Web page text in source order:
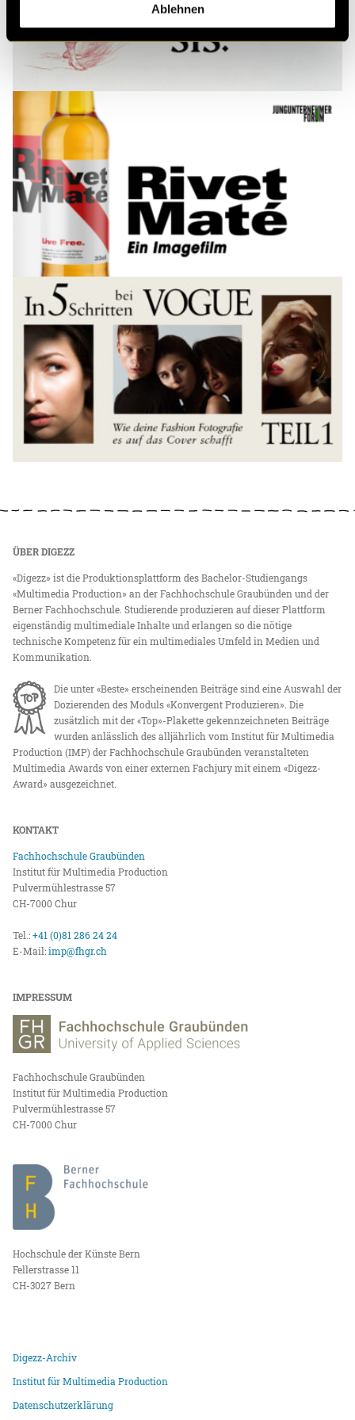
Ablehnen
ÜBER DIGEZZ
«Digezz» ist die Produktionsplattform des Bachelor-Studiengangs
«Multimedia Production» an der Fachhochschule Graubünden und der
Berner Fachhochschule. Studierende produzieren auf dieser Plattform
eigenständig multimediale Inhalte und erlangen so die nötige
technische Kompetenz für ein multimediales Umfeld in Medien und
Kommunikation.
Die unter «Beste» erscheinenden Beiträge sind eine Auswahl der
Dozierenden des Moduls «Konvergent Produzieren». Die
zusätzlich mit der «Top»-Plakette gekennzeichneten Beiträge
wurden anlässlich des alljährlich vom Institut für Multimedia
Production (IMP) der Fachhochschule Graubünden veranstalteten
Multimedia Awards von einer externen Fachjury mit einem «Digezz-
Award» ausgezeichnet.
KONTAKT
Fachhochschule Graubünden
Institut für Multimedia Production
Pulvermühlestrasse 57
CH-7000 Chur
Tel.:+41 (0)81 286 24 24
E-Mail:imp@fhgr.ch
IMPRESSUM
Fachhochschule Graubünden
Institut für Multimedia Production
Pulvermühlestrasse 57
CH-7000 Chur
Hochschule der Künste Bern
Fellerstrasse 11
CH-3027 Bern
Digezz-Archiv
Institut für Multimedia Production
Datenschutzerklärung